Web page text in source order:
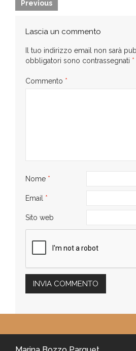
Previous
Lascia un commento
Il tuo indirizzo email non sarà
obbligatori sono contrassegnati *
Commento *
Nome *
Email *
Sito web